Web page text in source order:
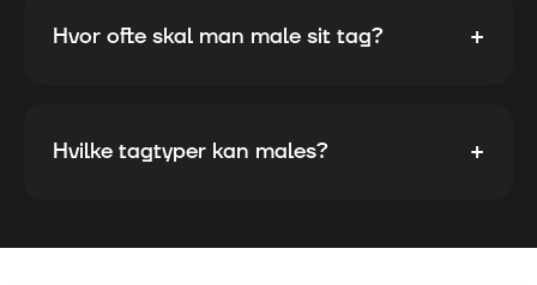
Hvor ofte skal man male sit tag? +
Hvilke tagtyper kan males? +